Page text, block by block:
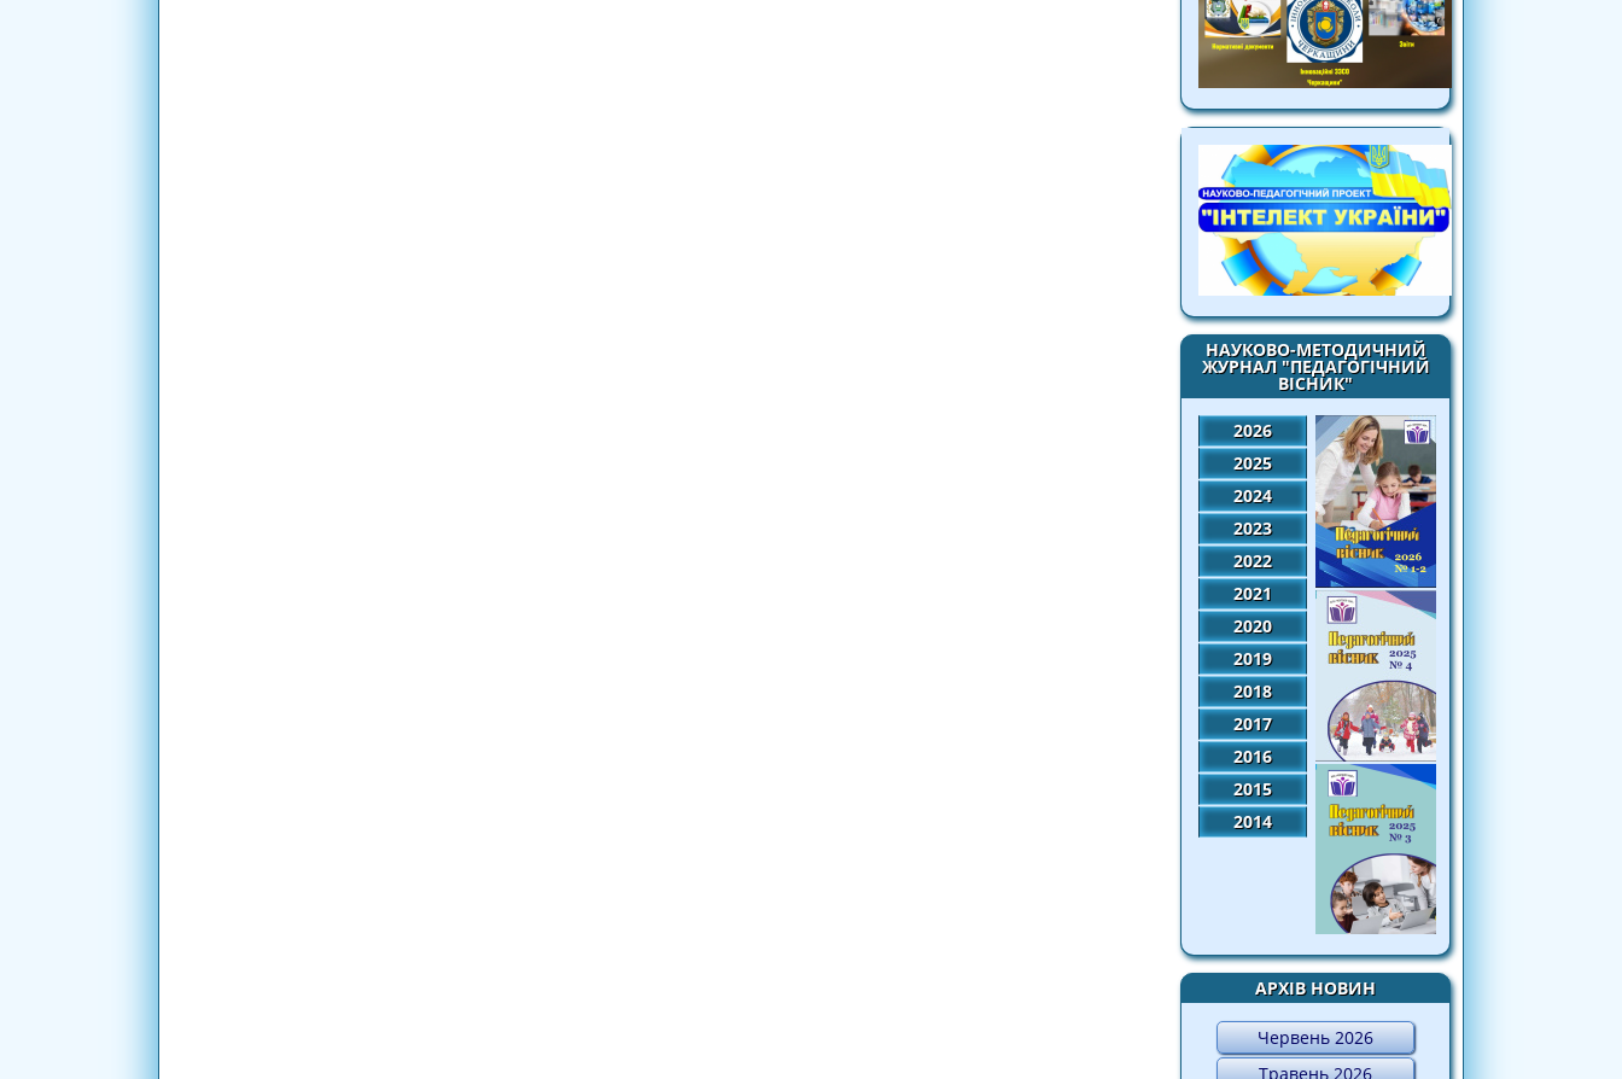
НАУКОВО-МЕТОДИЧНИЙ
ЖУРНАЛ "ПЕДАГОГІЧНИЙ
ВІСНИК"
2026
2025
2024
2023
2022
2021
2020
2019
2018
2017
2016
2015
2014
АРХІВ НОВИН
Червень 2026
Травень 2026